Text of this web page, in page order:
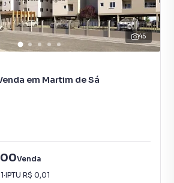
45
em Martim de Sá
Venda
·IPTU R$ 0,01